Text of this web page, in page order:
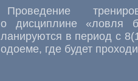
Проведение
дисциплине «ловля
в период с
где будет